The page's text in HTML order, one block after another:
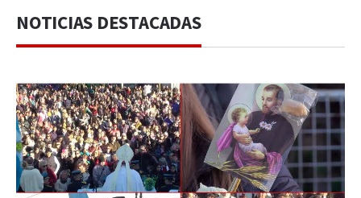
NOTICIAS DESTACADAS